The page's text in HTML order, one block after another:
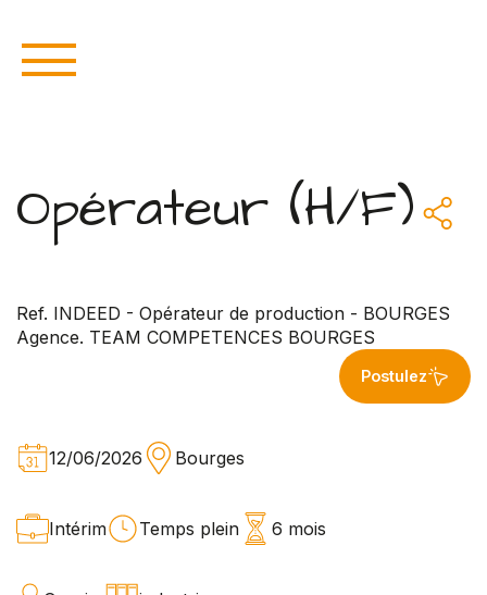
Opérateur (H/F)
Ref. INDEED - Opérateur de production - BOURGES
Agence. TEAM COMPETENCES BOURGES
Postulez
12/06/2026 Bourges
Intérim Temps plein 6 mois